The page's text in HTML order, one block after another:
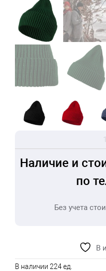
Наличие и
по
Без учета
В
В наличии 224 ед.